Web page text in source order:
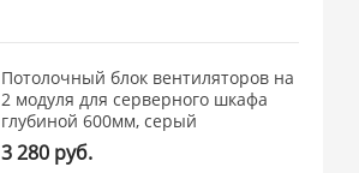
Потолочный блок вентиляторов на
2 модуля для серверного шкафа
глубиной 600мм, серый
3 280 руб.